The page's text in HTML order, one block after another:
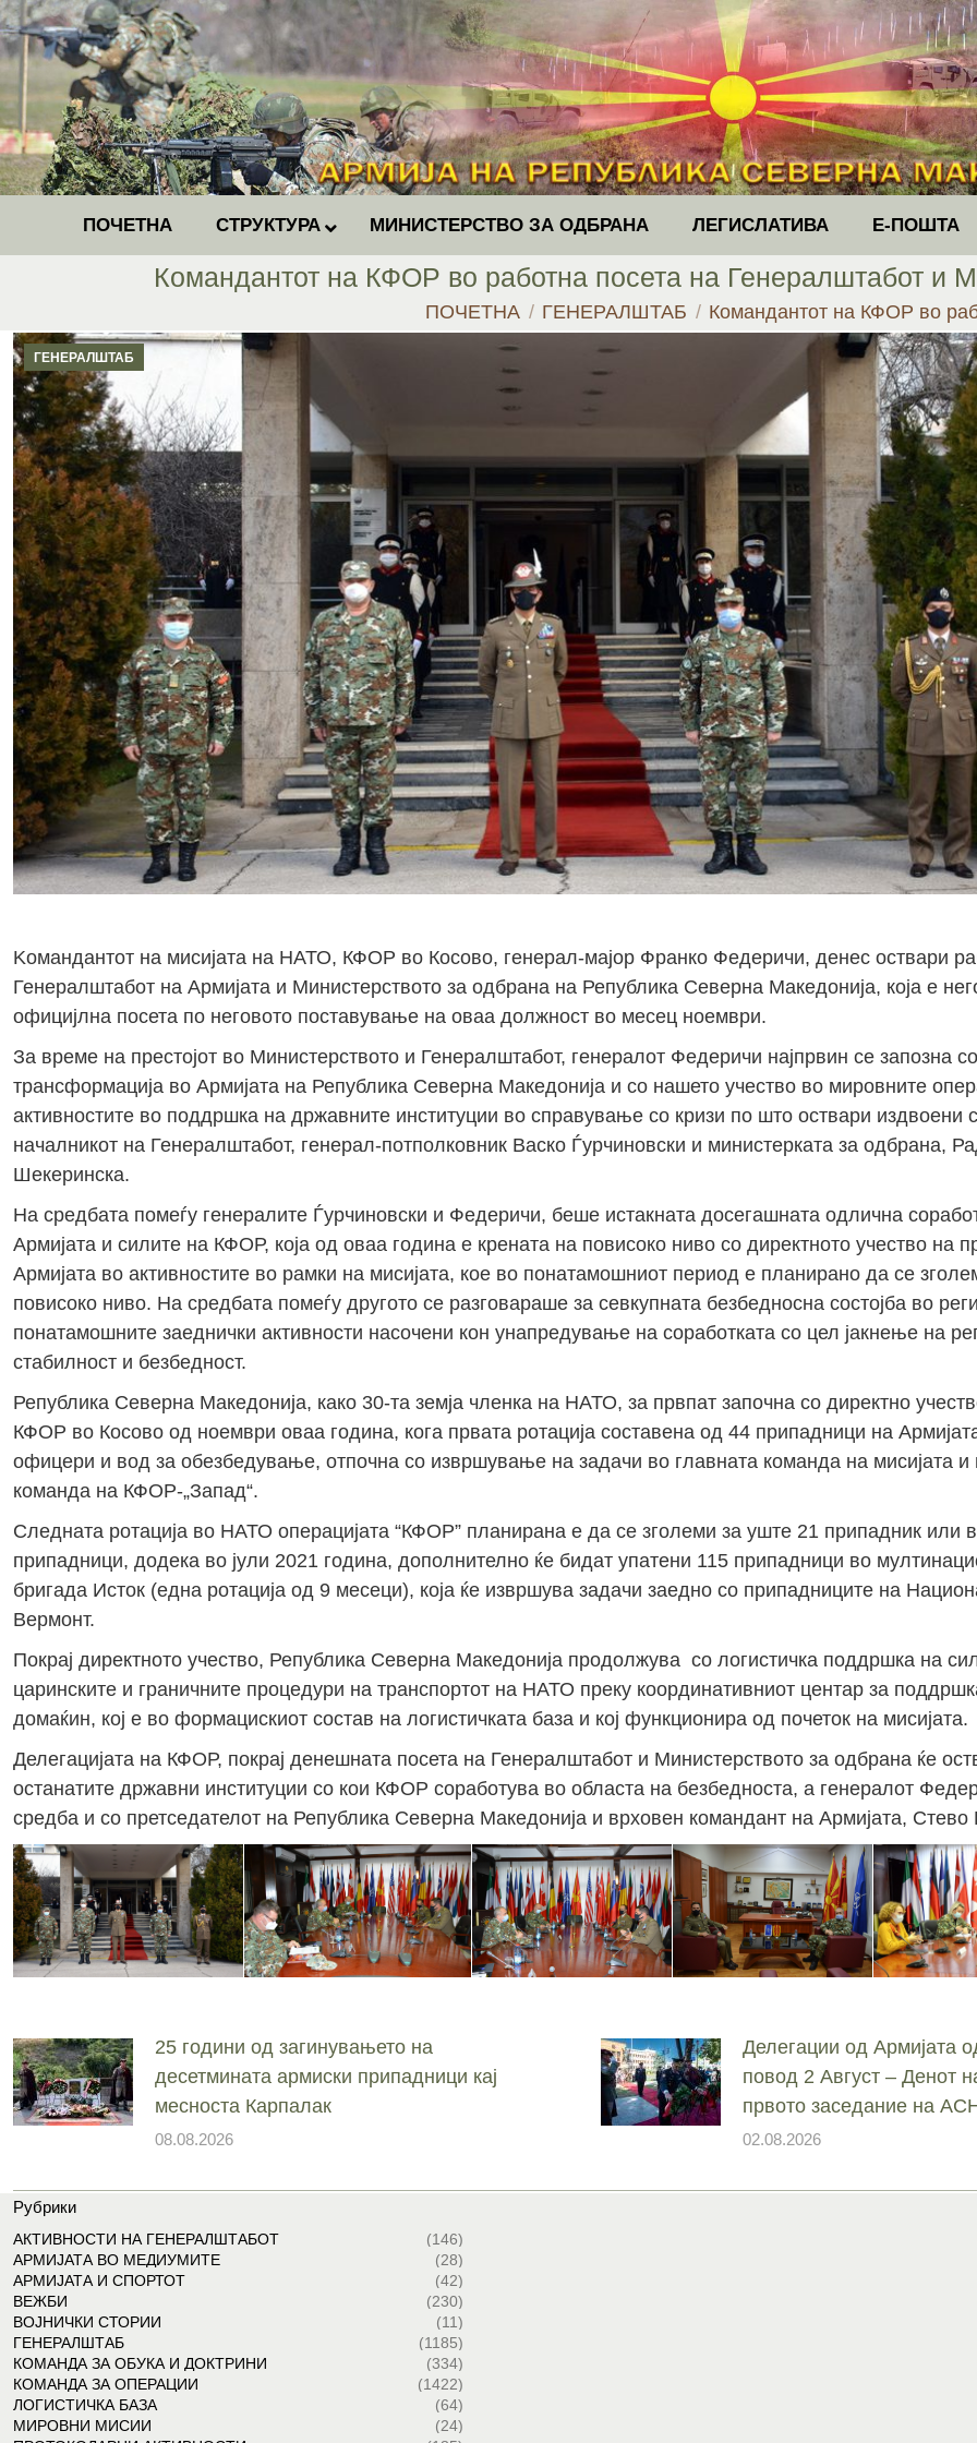
ПОЧЕТНА СТРУКТУРА МИНИСТЕРСТВО ЗА ОДБРАНА ЛЕГИСЛАТИВА Е-ПОШТА
Командантот на КФОР во работна посета на Генералштабот и
You are here:
ПОЧЕТНА ГЕНЕРАЛШТАБ Командантот на КФОР во
ГЕНЕРАЛШТАБ
Kомандантот на мисијата на НАТО, КФОР во Косово, генерал-мајор Франко Федеричи, денес оствари
Генералштабот на Армијата и Министерството за одбрана на Република Северна Македонија, која е
официјлна посета по неговото поставување на оваа должност во месец ноември.
За време на престојот во Министерството и Генералштабот, генералот Федеричи најпрвин се запозна
трансформација во Армијата на Република Северна Македонија и со нашето учество во мировните
активностите во поддршка на државните институции во справување со кризи по што оствари издвоени
началникот на Генералштабот, генерал-потполковник Васко Ѓурчиновски и министерката за одбрана,
Шекеринска.
На средбата помеѓу генералите Ѓурчиновски и Федеричи, беше истакната досегашната одлична
Армијата и силите на КФОР, која од оваа година е крената на повисоко ниво со директното учество на
Армијата во активностите во рамки на мисијата, кое во понатамошниот период е планирано да се
повисоко ниво. На средбата помеѓу другото се разговараше за севкупната безбедносна состојба во
понатамошните заеднички активности насочени кон унапредување на соработката со цел јакнење на
стабилност и безбедност.
Република Северна Македонија, како 30-та земја членка на НАТО, за првпат започна со директно
КФОР во Косово од ноември оваа година, кога првата ротација составена од 44 припадници на
офицери и вод за обезбедување, отпочна со извршување на задачи во главната команда на мисијата и
команда на КФОР-„Запад“.
Следната ротација во НАТО операцијата “КФОР” планирана е да се зголеми за уште 21 припадник или
припадници, додека во јули 2021 година, дополнително ќе бидат упатени 115 припадници во
бригада Исток (една ротација од 9 месеци), која ќе извршува задачи заедно со припадниците на
Вермонт.
Покрај директното учество, Република Северна Македонија продолжува со логистичка поддршка на
царинските и граничните процедури на транспортот на НАТО преку координативниот центар за
домаќин, кој е во формацискиот состав на логистичката база и кој функционира од почеток на мисијата.
Делегацијата на КФОР, покрај денешната посета на Генералштабот и Министерството за одбрана ќе
останатите државни институции со кои КФОР соработува во областа на безбедноста, а генералот
средба и со претседателот на Република Северна Македонија и врховен командант на Армијата, Стево
25 години од загинувањето на
десетмината армиски припадници кај
месноста Карпалак
08.08.2026
Делегации од Армијата
повод 2 Август – Денот
првото заседание на
02.08.2026
Јан
14
Мај
Сеп
27
Јан
7
Мај
Сеп
40
Јан
9
Мај
Сеп
24
Јан
4
Мај
Сеп
19
Јан
11
Мај
Сеп
18
Јан
12
Мај
Сеп
19
Јан
16
Мај
Сеп
38
Јан
9
Мај
Сеп
42
Јан
13
Мај
Сеп
24
Јан
6
Мај
Сеп
21
Јан
16
Мај
Сеп
30
Јан
11
Мај
Сеп
31
Јан
0
Мај
Сеп
15
Рубрики
АКТИВНОСТИ НА ГЕНЕРАЛШТАБОТ
(146)
АРМИЈАТА ВО МЕДИУМИТЕ
(28)
АРМИЈАТА И СПОРТОТ
(42)
ВЕЖБИ
(230)
ВОЈНИЧКИ СТОРИИ
(11)
ГЕНЕРАЛШТАБ
(1185)
КОМАНДА ЗА ОБУКА И ДОКТРИНИ
(334)
КОМАНДА ЗА ОПЕРАЦИИ
(1422)
ЛОГИСТИЧКА БАЗА
(64)
МИРОВНИ МИСИИ
(24)